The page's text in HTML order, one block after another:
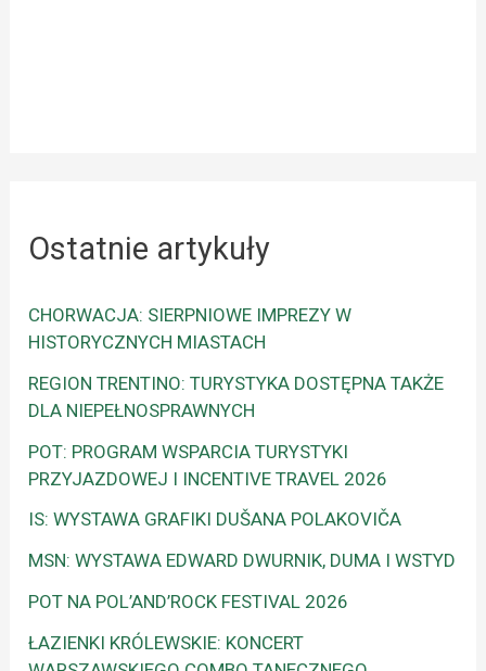
Ostatnie artykuły
CHORWACJA: SIERPNIOWE IMPREZY W
HISTORYCZNYCH MIASTACH
REGION TRENTINO: TURYSTYKA DOSTĘPNA TAKŻE
DLA NIEPEŁNOSPRAWNYCH
POT: PROGRAM WSPARCIA TURYSTYKI
PRZYJAZDOWEJ I INCENTIVE TRAVEL 2026
IS: WYSTAWA GRAFIKI DUŠANA POLAKOVIČA
MSN: WYSTAWA EDWARD DWURNIK, DUMA I WSTYD
POT NA POL’AND’ROCK FESTIVAL 2026
ŁAZIENKI KRÓLEWSKIE: KONCERT